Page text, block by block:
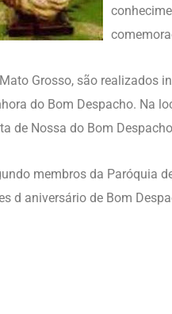
Grosso, são realizados
do Bom Despacho. Na
de Nossa do Bom
membros da Paróquia
d aniversário de Bom